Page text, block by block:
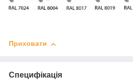
Приховати
Специфікація